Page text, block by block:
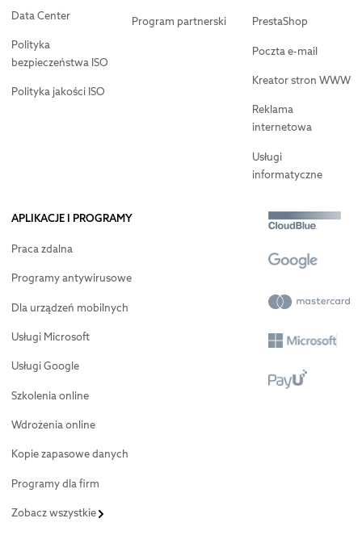
Data Center
Polityka
bezpieczeństwa ISO
Polityka jakości ISO
Program partnerski PrestaShop
Poczta e-mail
Kreator stron WWW
Reklama
internetowa
Usługi
informatyczne
APLIKACJE I PROGRAMY
Praca zdalna
Programy antywirusowe
Dla urządzeń mobilnych
Usługi Microsoft
Usługi Google
Szkolenia online
Wdrożenia online
Kopie zapasowe danych
Programy dla firm
Zobacz wszystkie